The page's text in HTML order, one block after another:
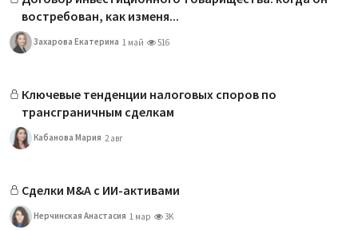
востребован, как изменя...
Захарова Екатерина 1 май 516
Ключевые тенденции налоговых споров по
трансграничным сделкам
Кабанова Мария 2 авг
Сделки M&A с ИИ-активами
Нерчинская Анастасия 1 мар 3K